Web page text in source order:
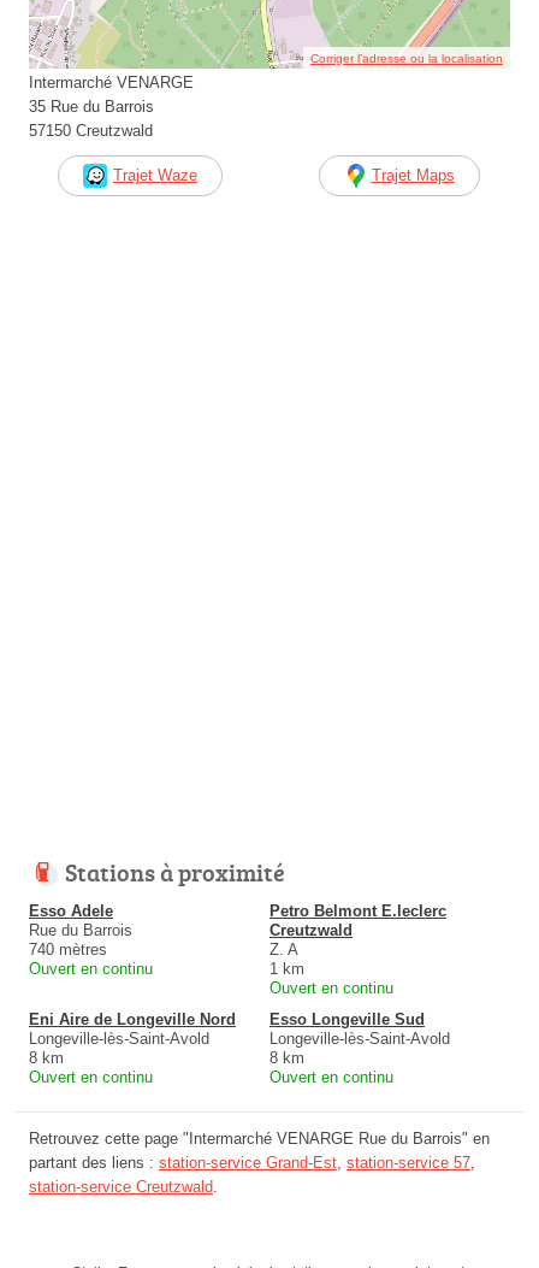
Corriger l’adresse ou la localisation
Intermarché VENARGE
35 Rue du Barrois
57150 Creutzwald
Trajet Waze Trajet Maps
Stations à proximité
Esso Adele
Rue du Barrois
740 mètres
Ouvert en continu
Petro Belmont E.leclerc
Creutzwald
Z. A
1 km
Ouvert en continu
Eni Aire de Longeville Nord
Longeville-lès-Saint-Avold
8 km
Ouvert en continu
Esso Longeville Sud
Longeville-lès-Saint-Avold
8 km
Ouvert en continu
Retrouvez cette page "Intermarché VENARGE Rue du Barrois" en
partant des liens : station-service Grand-Est, station-service 57,
station-service Creutzwald.